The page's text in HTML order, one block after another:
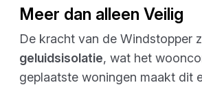
Meer dan alleen Veilig
De kracht van de Windstopper
geluidsisolatie, wat het
geplaatste woningen maakt dit